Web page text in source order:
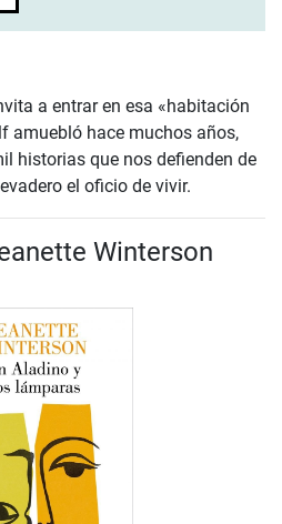
a entrar en esa «habitación
amuebló hace muchos años,
historias que nos defienden de
el oficio de vivir.
Winterson